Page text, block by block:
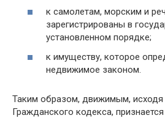
к самолетам, морским и
зарегистрированы в
установленном порядке;
к имуществу, которое
недвижимое законом.
Таким образом, движимым, исходя
Гражданского кодекса,